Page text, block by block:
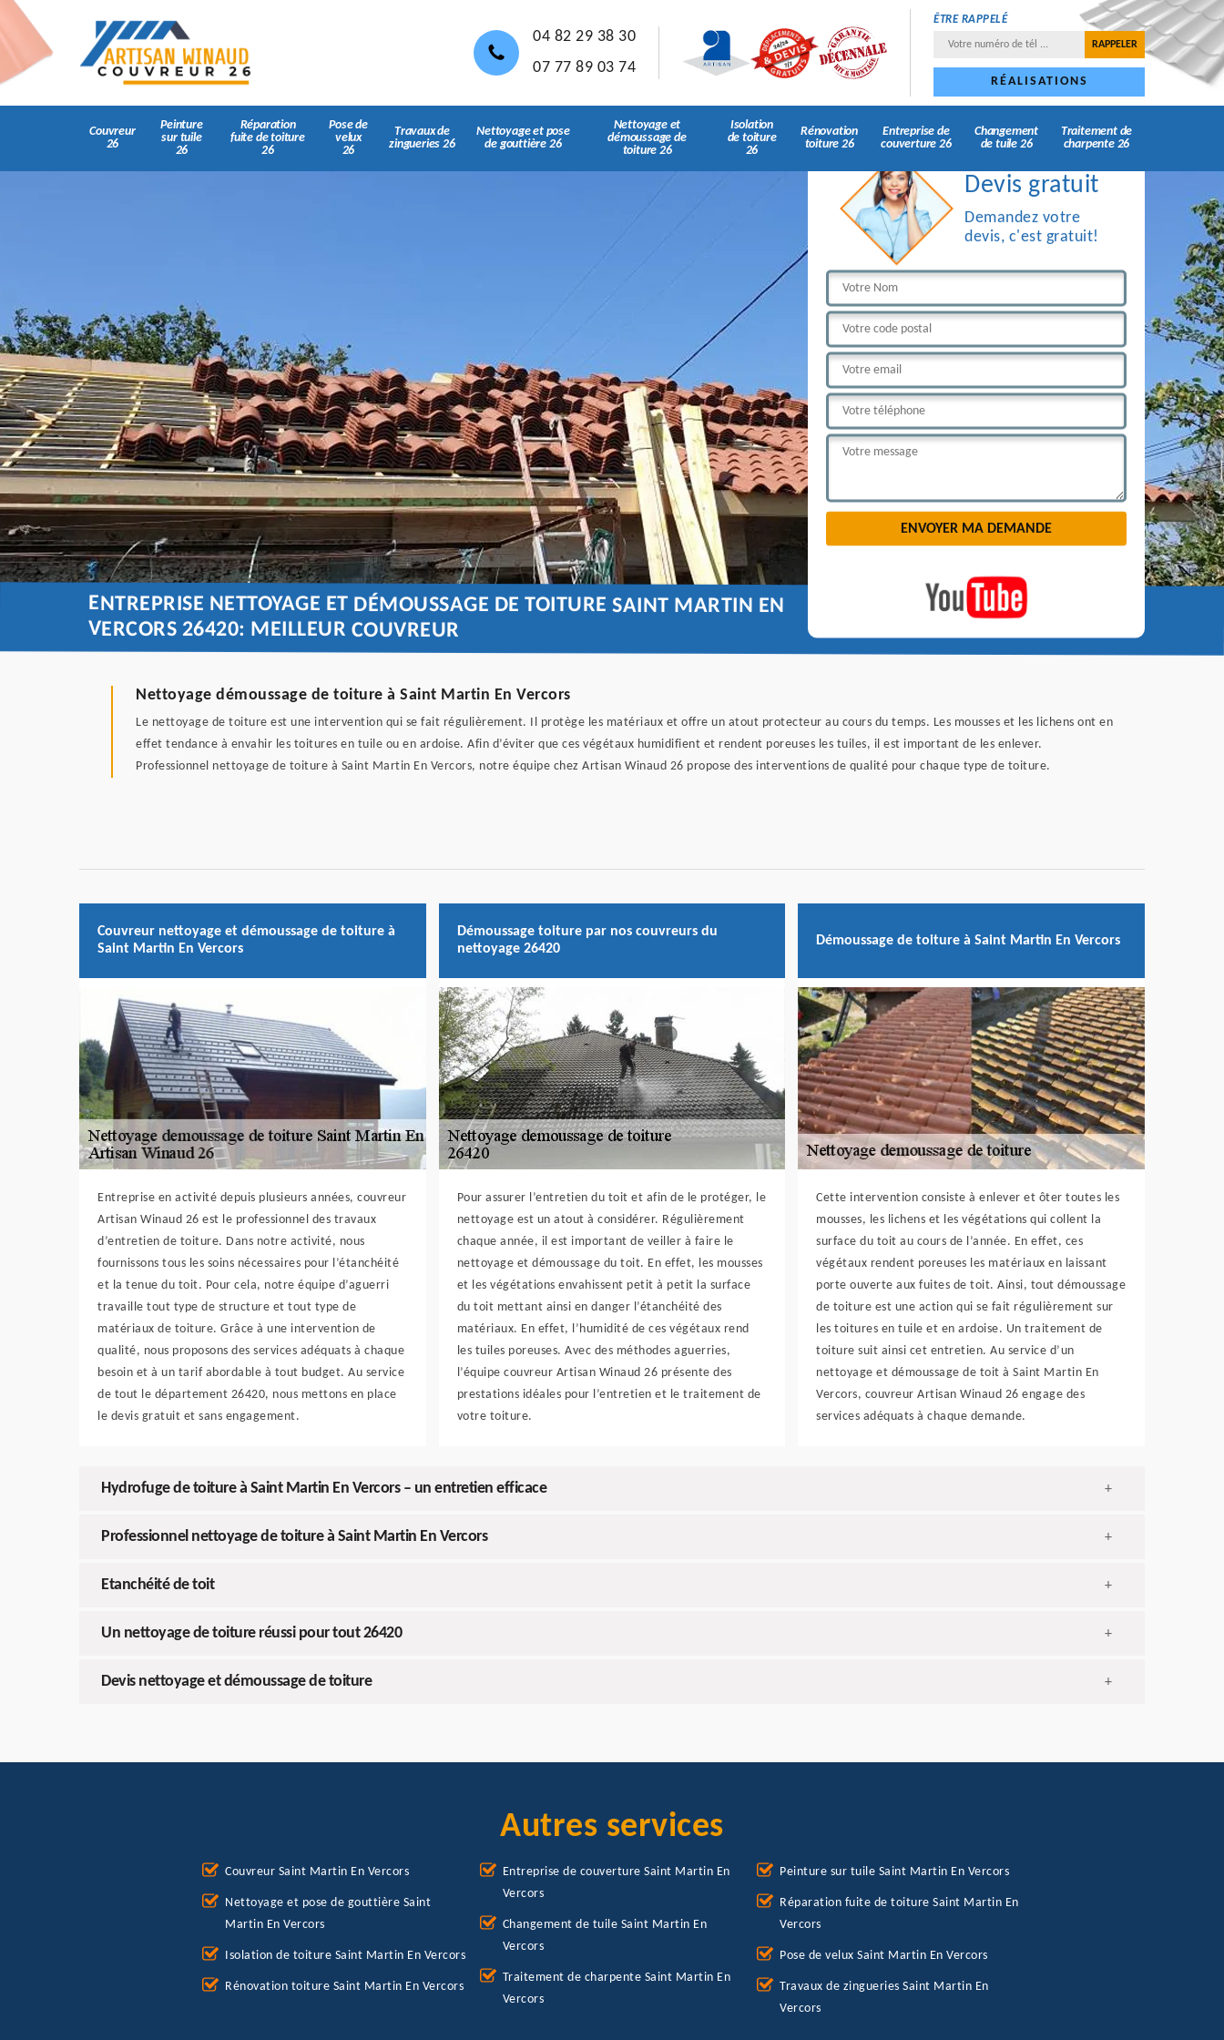
04 82 29 38 30
07 77 89 03 74
ÊTRE RAPPELÉ
RÉALISATIONS
Couvreur
26
Peinture
sur tuile
26
Réparation
fuite de toiture
26
Pose de
velux
26
Travaux de
zingueries 26
Nettoyage et pose
de gouttière 26
Nettoyage et
démoussage de
toiture 26
Isolation
de toiture
26
Rénovation
toiture 26
Entreprise de
couverture 26
Changement
de tuile 26
Traitement de
charpente 26
Devis gratuit
Demandez votre
devis, c'est gratuit!
ENTREPRISE NETTOYAGE ET DÉMOUSSAGE DE TOITURE SAINT MARTIN EN
VERCORS 26420: MEILLEUR COUVREUR
Nettoyage démoussage de toiture à Saint Martin En Vercors
Le nettoyage de toiture est une intervention qui se fait régulièrement. Il protège les matériaux et offre un atout protecteur au cours du temps. Les mousses et les lichens ont en
effet tendance à envahir les toitures en tuile ou en ardoise. Afin d’éviter que ces végétaux humidifient et rendent poreuses les tuiles, il est important de les enlever.
Professionnel nettoyage de toiture à Saint Martin En Vercors, notre équipe chez Artisan Winaud 26 propose des interventions de qualité pour chaque type de toiture.
Couvreur nettoyage et démoussage de toiture à
Saint Martin En Vercors
Entreprise en activité depuis plusieurs années, couvreur
Artisan Winaud 26 est le professionnel des travaux
d’entretien de toiture. Dans notre activité, nous
fournissons tous les soins nécessaires pour l’étanchéité
et la tenue du toit. Pour cela, notre équipe d’aguerri
travaille tout type de structure et tout type de
matériaux de toiture. Grâce à une intervention de
qualité, nous proposons des services adéquats à chaque
besoin et à un tarif abordable à tout budget. Au service
de tout le département 26420, nous mettons en place
le devis gratuit et sans engagement.
Démoussage toiture par nos couvreurs du
nettoyage 26420
Pour assurer l’entretien du toit et afin de le protéger, le
nettoyage est un atout à considérer. Régulièrement
chaque année, il est important de veiller à faire le
nettoyage et démoussage du toit. En effet, les mousses
et les végétations envahissent petit à petit la surface
du toit mettant ainsi en danger l’étanchéité des
matériaux. En effet, l’humidité de ces végétaux rend
les tuiles poreuses. Avec des méthodes aguerries,
l’équipe couvreur Artisan Winaud 26 présente des
prestations idéales pour l’entretien et le traitement de
votre toiture.
Démoussage de toiture à Saint Martin En Vercors
Cette intervention consiste à enlever et ôter toutes les
mousses, les lichens et les végétations qui collent la
surface du toit au cours de l’année. En effet, ces
végétaux rendent poreuses les matériaux en laissant
porte ouverte aux fuites de toit. Ainsi, tout démoussage
de toiture est une action qui se fait régulièrement sur
les toitures en tuile et en ardoise. Un traitement de
toiture suit ainsi cet entretien. Au service d’un
nettoyage et démoussage de toit à Saint Martin En
Vercors, couvreur Artisan Winaud 26 engage des
services adéquats à chaque demande.
Hydrofuge de toiture à Saint Martin En Vercors – un entretien efficace +
Professionnel nettoyage de toiture à Saint Martin En Vercors +
Etanchéité de toit +
Un nettoyage de toiture réussi pour tout 26420 +
Devis nettoyage et démoussage de toiture +
Autres services
Couvreur Saint Martin En Vercors
Nettoyage et pose de gouttière Saint
Martin En Vercors
Isolation de toiture Saint Martin En Vercors
Rénovation toiture Saint Martin En Vercors
Entreprise de couverture Saint Martin En
Vercors
Changement de tuile Saint Martin En
Vercors
Traitement de charpente Saint Martin En
Vercors
Peinture sur tuile Saint Martin En Vercors
Réparation fuite de toiture Saint Martin En
Vercors
Pose de velux Saint Martin En Vercors
Travaux de zingueries Saint Martin En
Vercors